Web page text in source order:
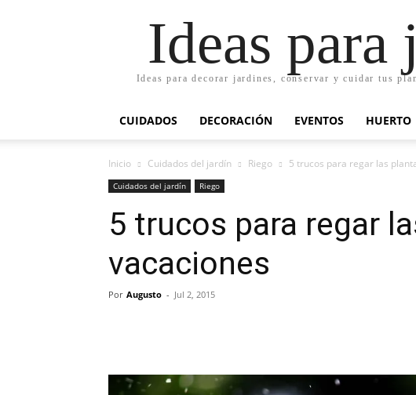
Ideas para
Ideas para decorar jardines, conservar y cuidar tus
CUIDADOS DECORACIÓN EVENTOS HUERTO
Inicio Cuidados del jardín Riego 5 trucos para regar las
Cuidados del jardín Riego
5 trucos para regar
vacaciones
Por Augusto - Jul 2, 2015